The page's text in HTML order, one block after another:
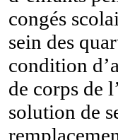
congés
sein des
condition
de corps de
solution de